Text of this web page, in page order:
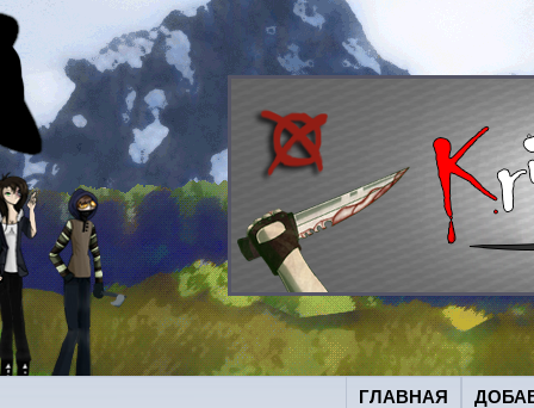
ГЛАВНАЯ